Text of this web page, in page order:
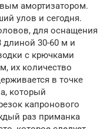
амортизатором.
улов и сегодня.
для оснащения
длиной 30-60 м и
с крючками
их количество
в точке
который
капронового
раз приманка